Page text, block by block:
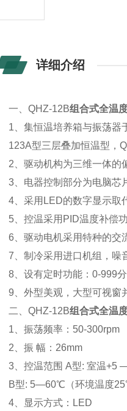
详细介绍
一、QHZ-12B组合式全温
1、集恒温培养箱与振荡器
123A型三层叠加恒温型，
2、驱动机构为三维一体的
3、电器控制部分为电脑芯
4、采用LED的数字显示取
5、控温采用PID温度补偿
6、驱动电机采用特种的交
7、制冷采用进口机组，噪
8、设有定时功能：0-999
9、外型美观，大型可视窗
二、QHZ-12B组合式全温
1、振荡频率：50-300rpm
2、振 幅：26mm
3、控温范围 A型: 室温+5
B型: 5―60℃（环境温度
4、显示方式：LED